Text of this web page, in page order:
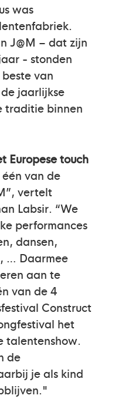
was
J@M – dat zijn
- stonden
van
jaarlijkse
traditie binnen
Europese touch
van de
vertelt
Labsir. “We
performances
dansen,
… Daarmee
aan te
van de 4
Construct
het
talentenshow.
de
je als kind